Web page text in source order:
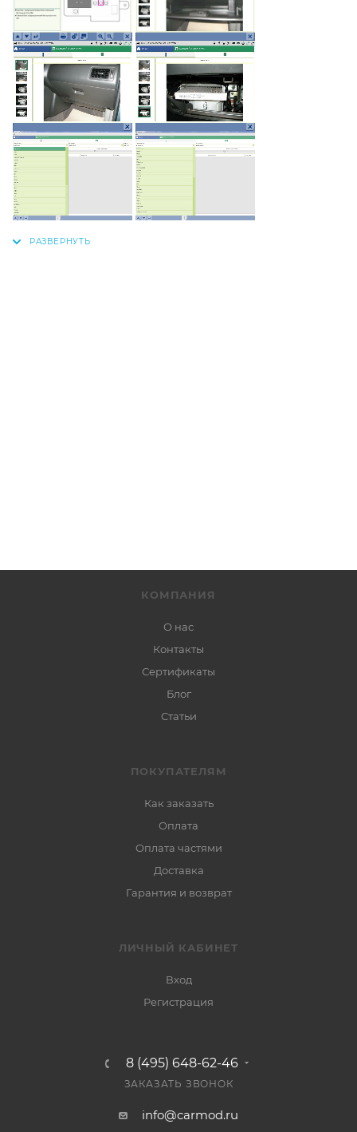
КОМПАНИЯ
О нас
Контакты
Сертификаты
Блог
Статьи
ПОКУПАТЕЛЯМ
Как заказать
Оплата
Оплата частями
Доставка
Гарантия и возврат
ЛИЧНЫЙ КАБИНЕТ
Вход
Регистрация
8 (495) 648-62-46
ЗАКАЗАТЬ ЗВОНОК
info@carmod.ru